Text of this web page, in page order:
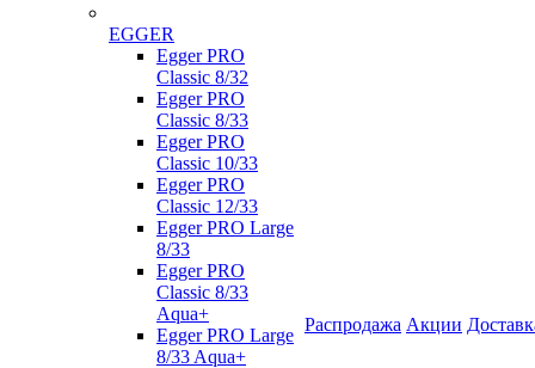
EGGER
Egger PRO
Classic 8/32
Egger PRO
Classic 8/33
Egger PRO
Classic 10/33
Egger PRO
Classic 12/33
Egger PRO Large
8/33
Egger PRO
Classic 8/33
Aqua+
Egger PRO Large
8/33 Aqua+
Распродажа Акции